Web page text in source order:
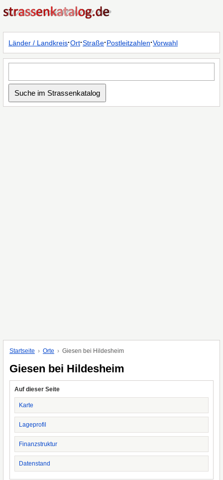
Länder / Landkreis·Ort·Straße·Postleitzahlen·Vorwahl
Startseite Orte Giesen bei Hildesheim
Giesen bei Hildesheim
Auf dieser Seite
Karte
Lageprofil
Finanzstruktur
Datenstand